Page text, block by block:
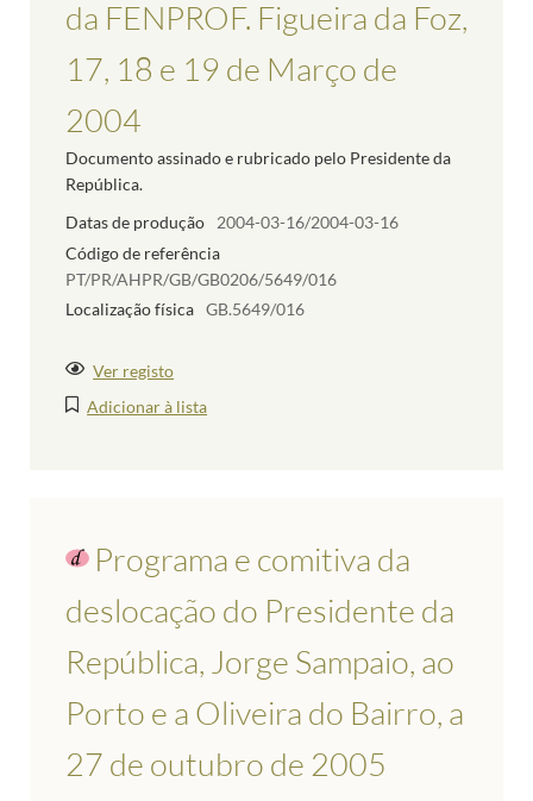
da FENPROF. Figueira da Foz,
17, 18 e 19 de Março de
2004
Documento assinado e rubricado pelo Presidente da
República.
Datas de produção
2004-03-16/2004-03-16
Código de referência
PT/PR/AHPR/GB/GB0206/5649/016
Localização física GB.5649/016
Ver registo
Adicionar à lista
Programa e comitiva da
deslocação do Presidente da
República, Jorge Sampaio, ao
Porto e a Oliveira do Bairro, a
27 de outubro de 2005